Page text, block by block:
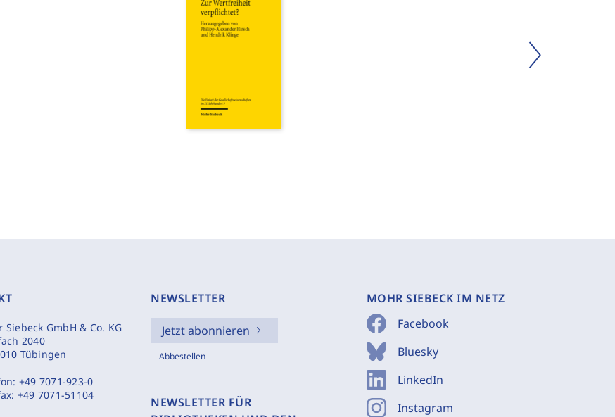
Siebeck GmbH & Co. KG
2040
Tübingen
+49 7071-923-0
+49 7071-51104
NEWSLETTER
Jetzt abonnieren
Abbestellen
NEWSLETTER FÜR
MOHR SIEBECK IM NETZ
Facebook
Bluesky
LinkedIn
Instagram